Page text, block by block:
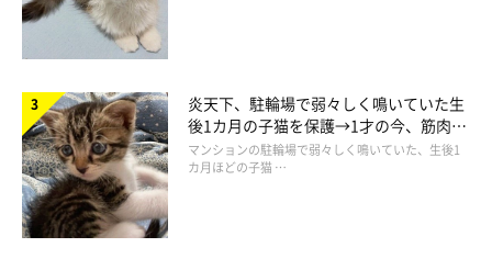
炎天下、駐輪場で弱々しく鳴いていた生
後1カ月の子猫を保護→1才の今、筋肉質
でツンデレなコに成長
マンションの駐輪場で弱々しく鳴いていた、生後1
カ月ほどの子猫 …